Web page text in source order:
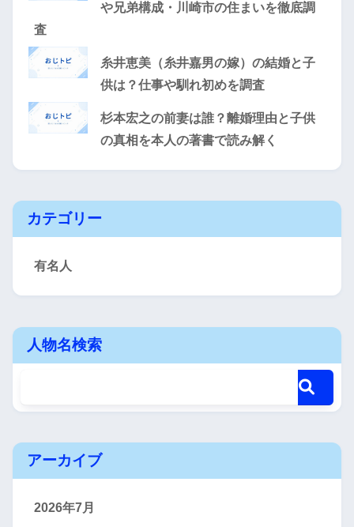
や兄弟構成・川崎市の住まいを徹底調
査
糸井恵美（糸井嘉男の嫁）の結婚と子
供は？仕事や馴れ初めを調査
杉本宏之の前妻は誰？離婚理由と子供
の真相を本人の著書で読み解く
カテゴリー
有名人
人物名検索
アーカイブ
2026年7月